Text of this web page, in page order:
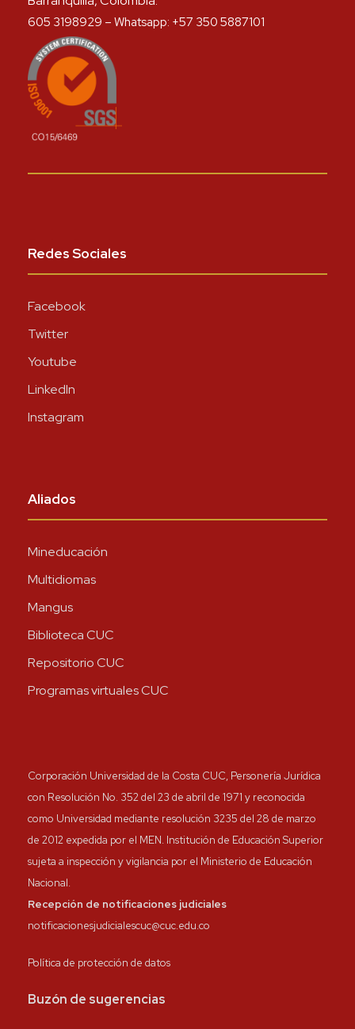
605 3198929 – Whatsapp: +57 350 5887101
Redes Sociales
Facebook
Twitter
Youtube
LinkedIn
Instagram
Aliados
Mineducación
Multidiomas
Mangus
Biblioteca CUC
Repositorio CUC
Programas virtuales CUC
Corporación Universidad de la Costa CUC, Personería Jurídica
con Resolución No. 352 del 23 de abril de 1971 y reconocida
como Universidad mediante resolución 3235 del 28 de marzo
de 2012 expedida por el MEN. Institución de Educación Superior
sujeta a inspección y vigilancia por el Ministerio de Educación
Nacional.
Recepción de notificaciones judiciales
notificacionesjudicialescuc@cuc.edu.co
Política de protección de datos
Buzón de sugerencias